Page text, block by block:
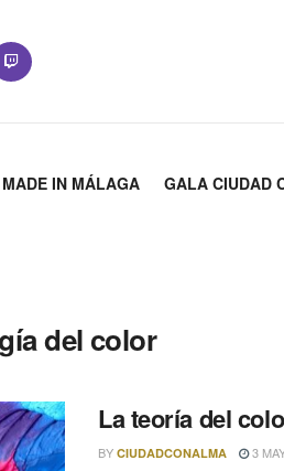
MADE IN MÁLAGA GALA CIUDAD
del color
La teoría del
BY CIUDADCONALMA 3